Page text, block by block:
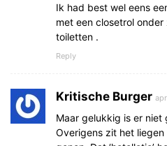
Ik had best wel eens
met een closetrol
toiletten .
Reply
Kritische Burger
Maar gelukkig is er niet
Overigens zit het